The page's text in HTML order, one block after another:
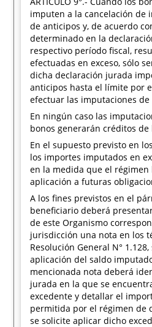
imputen a la cancelación de
de anticipos y, de acuerdo
determinado en la
respectivo período fiscal,
efectuadas en exceso, sólo
dicha declaración jurada
anticipos hasta el límite por
efectuar las imputaciones de
En ningún caso las
bonos generarán créditos
En el supuesto previsto en
los importes imputados en
en la medida que el
aplicación a futuras
A los fines previstos en el
beneficiario deberá
de este Organismo
jurisdicción una nota en los
Resolución General N°
aplicación del saldo
mencionada nota deberá
jurada en la que se
excedente y detallar el
permitida por el régimen de
se solicite aplicar dicho